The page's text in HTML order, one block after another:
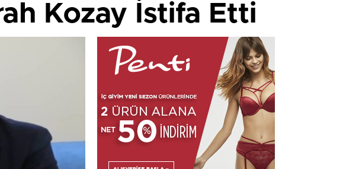
Kozay İstifa Etti